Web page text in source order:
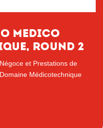
medico
ROUND 2
Négoce et Prestations de
Médicotechnique